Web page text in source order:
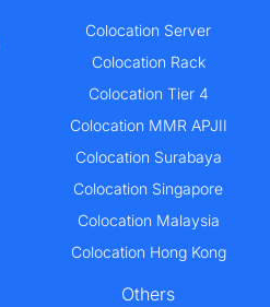
Colocation Server
Colocation Rack
Colocation Tier 4
Colocation MMR APJII
Colocation Surabaya
Colocation Singapore
Colocation Malaysia
Colocation Hong Kong
Others